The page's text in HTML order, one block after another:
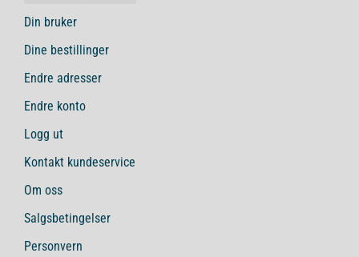
Din bruker
Dine bestillinger
Endre adresser
Endre konto
Logg ut
Kontakt kundeservice
Om oss
Salgsbetingelser
Personvern